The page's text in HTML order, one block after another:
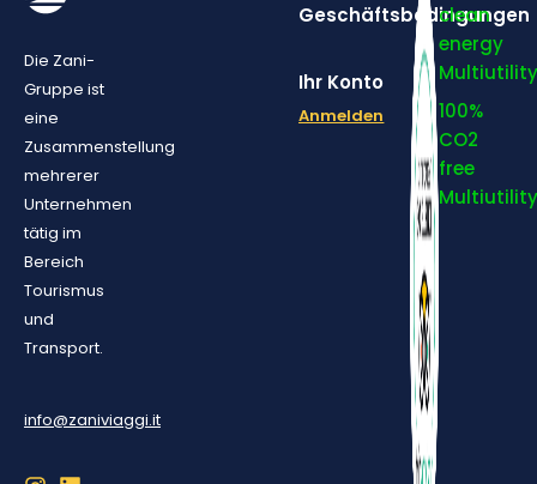
Die Zani-
Gruppe ist
eine
Zusammenstellung
mehrerer
Unternehmen
tätig im
Bereich
Tourismus
und
Transport.
info@zaniviaggi.it
Geschäftsbedingungen
Ihr Konto
Anmelden
clean
energy
Multiutility
100%
CO2
free
Multiutility